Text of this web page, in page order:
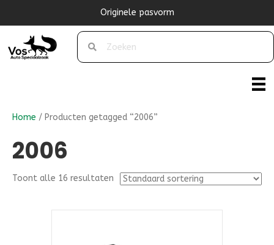
Originele pasvorm
Home / Producten getagged “2006”
2006
Toont alle 16 resultaten